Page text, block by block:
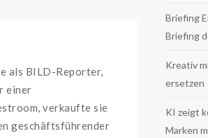
als BILD-Reporter,
einer
verkaufte sie
geschäftsführender
Briefing
Briefing
Kreativ
ersetzen
KI zeigt
Marken